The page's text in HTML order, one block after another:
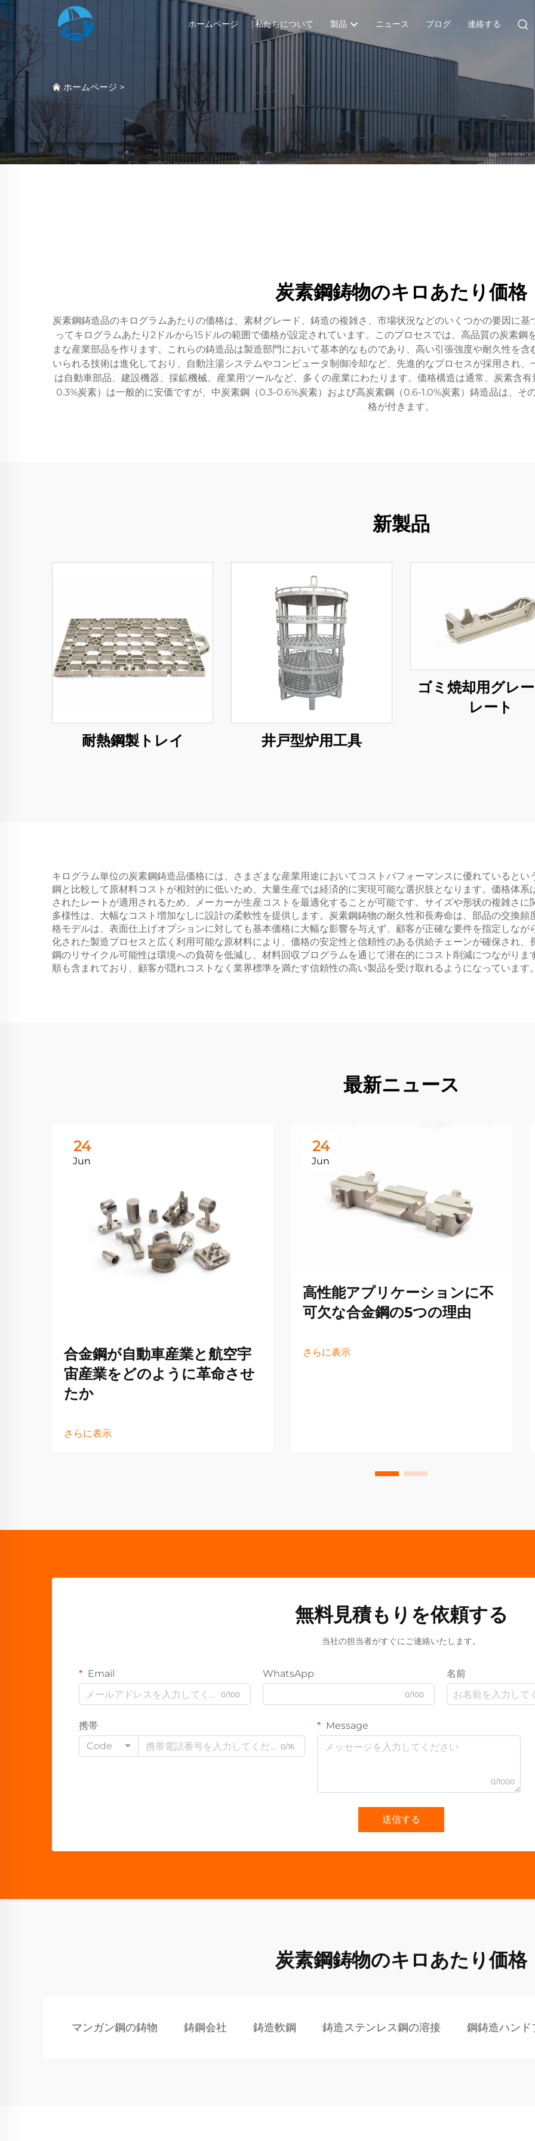
ホームページ 私たちについて 製品 ニュース ブログ 連絡する
ホームページ >
炭素鋼鋳物のキロあたり価格
炭素鋼鋳造品のキログラムあたりの価格は、素材グレード、鋳造の複雑さ、市場状況などのいくつかの要因に
ってキログラムあたり2ドルから15ドルの範囲で価格が設定されています。このプロセスでは、高品質の炭素
まな産業部品を作ります。これらの鋳造品は製造部門において基本的なものであり、高い引張強度や耐久性を
いられる技術は進化しており、自動注湯システムやコンピュータ制御冷却など、先進的なプロセスが採用され
は自動車部品、建設機器、採鉱機械、産業用ツールなど、多くの産業にわたります。価格構造は通常、炭素含
0.3%炭素）は一般的に安価ですが、中炭素鋼（0.3-0.6%炭素）および高炭素鋼（0.6-1.0%炭素）鋳造品は、そ
格が付きます。
新製品
耐熱鋼製トレイ 井戸型炉用工具
ゴミ焼却用グレ
レート
キログラム単位の炭素鋼鋳造品価格には、さまざまな産業用途においてコストパフォーマンスに優れていると
鋼と比較して原材料コストが相対的に低いため、大量生産では経済的に実現可能な選択肢となります。価格体
されたレートが適用されるため、メーカーが生産コストを最適化することが可能です。サイズや形状の複雑さ
多様性は、大幅なコスト増加なしに設計の柔軟性を提供します。炭素鋼鋳物の耐久性和長寿命は、部品の交換
格モデルは、表面仕上げオプションに対しても基本価格に大幅な影響を与えず、顧客が正確な要件を指定しな
化された製造プロセスと広く利用可能な原材料により、価格の安定性と信頼性のある供給チェーンが確保され
鋼のリサイクル可能性は環境への負荷を低減し、材料回収プログラムを通じて潜在的にコスト削減につながり
順も含まれており、顧客が隠れコストなく業界標準を満たす信頼性の高い製品を受け取れるようになっています
最新ニュース
24
Jun
合金鋼が自動車産業と航空宇
宙産業をどのように革命させ
たか
さらに表示
24
Jun
高性能アプリケーションに不
可欠な合金鋼の5つの理由
さらに表示
無料見積もりを依頼する
当社の担当者がすぐにご連絡いたします。
Email
0/100
WhatsApp
0/100
名前
携帯
Code
0/16
Message
0/1000
送信する
炭素鋼鋳物のキロあたり価格
マンガン鋼の鋳物 鋳鋼会社 鋳造軟鋼 鋳造ステンレス鋼の溶接 鋼鋳造ハンド